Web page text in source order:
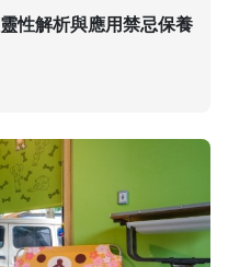
性解析與應用禁忌保養